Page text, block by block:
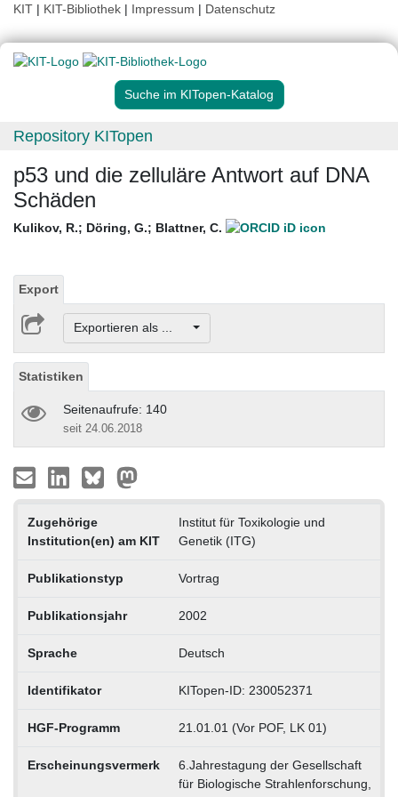
KIT | KIT-Bibliothek | Impressum | Datenschutz
Suche im KITopen-Katalog
Repository KITopen
p53 und die zelluläre Antwort auf DNA
Schäden
Kulikov, R.; Döring, G.; Blattner, C.
Export
Exportieren als ...
Statistiken
Seitenaufrufe: 140
seit 24.06.2018
Zugehörige
Institution(en) am KIT
Institut für Toxikologie und
Genetik (ITG)
Publikationstyp Vortrag
Publikationsjahr 2002
Sprache Deutsch
Identifikator KITopen-ID: 230052371
HGF-Programm 21.01.01 (Vor POF, LK 01)
Erscheinungsvermerk
6.Jahrestagung der Gesellschaft
für Biologische Strahlenforschung,